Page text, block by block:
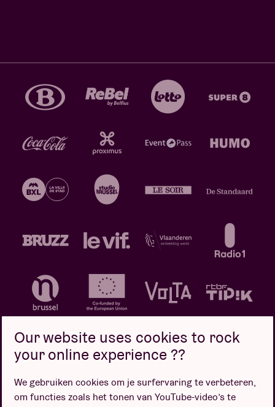
Privacybeleid Cookiebeleid
Verkoopsvoorwaarden
Design door
Our website uses cookies to rock
your online experience ??
We gebruiken cookies om je surfervaring te verbeteren,
om functies zoals het tonen van YouTube-video’s te